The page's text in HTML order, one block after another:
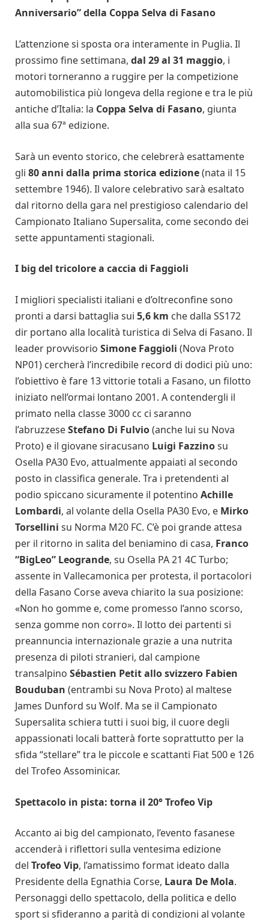
Anniversario” della Coppa Selva di Fasano
L’attenzione si sposta ora interamente in Puglia. Il
prossimo fine settimana, dal 29 al 31 maggio, i
motori torneranno a ruggire per la competizione
automobilistica più longeva della regione e tra le più
antiche d’Italia: la Coppa Selva di Fasano, giunta
alla sua 67ª edizione.
Sarà un evento storico, che celebrerà esattamente
gli 80 anni dalla prima storica edizione(nata il 15
settembre 1946). Il valore celebrativo sarà esaltato
dal ritorno della gara nel prestigioso calendario del
Campionato Italiano Supersalita, come secondo dei
sette appuntamenti stagionali.
I big del tricolore a caccia di Faggioli
I migliori specialisti italiani e d’oltreconfine sono
pronti a darsi battaglia sui 5,6 km che dalla SS172
dir portano alla località turistica di Selva di Fasano. Il
leader provvisorio Simone Faggioli (Nova Proto
NP01) cercherà l’incredibile record di dodici più uno:
l’obiettivo è fare 13 vittorie totali a Fasano, un filotto
iniziato nell’ormai lontano 2001. A contendergli il
primato nella classe 3000 cc ci saranno
l’abruzzeseStefano Di Fulvio(anche lui su Nova
Proto) e il giovane siracusano Luigi Fazzinosu
Osella PA30 Evo, attualmente appaiati al secondo
posto in classifica generale. Tra i pretendenti al
podio spiccano sicuramente il potentino Achille
Lombardi, al volante della Osella PA30 Evo, e Mirko
Torsellini su Norma M20 FC. C’è poi grande attesa
per il ritorno in salita del beniamino di casa, Franco
“BigLeo” Leogrande, su Osella PA 21 4C Turbo;
assente in Vallecamonica per protesta, il portacolori
della Fasano Corse aveva chiarito la sua posizione:
«Non ho gomme e, come promesso l’anno scorso,
senza gomme non corro». Il lotto dei partenti si
preannuncia internazionale grazie a una nutrita
presenza di piloti stranieri, dal campione
transalpino Sébastien Petit allo svizzero Fabien
Bouduban (entrambi su Nova Proto) al maltese
James Dunford su Wolf. Ma se il Campionato
Supersalita schiera tutti i suoi big, il cuore degli
appassionati locali batterà forte soprattutto per la
sfida “stellare” tra le piccole e scattanti Fiat 500 e 126
del Trofeo Assominicar.
Spettacolo in pista: torna il 20° Trofeo Vip
Accanto ai big del campionato, l’evento fasanese
accenderà i riflettori sulla ventesima edizione
del Trofeo Vip, l’amatissimo format ideato dalla
Presidente della Egnathia Corse, Laura De Mola.
Personaggi dello spettacolo, della politica e dello
sport si sfideranno a parità di condizioni al volante